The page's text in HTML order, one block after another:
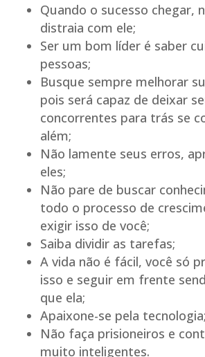
Quando o sucesso chegar,
distraia com ele;
Ser um bom líder é saber
pessoas;
Busque sempre melhorar
pois será capaz de deixar
concorrentes para trás se
além;
Não lamente seus erros,
eles;
Não pare de buscar
todo o processo de
exigir isso de você;
Saiba dividir as tarefas;
A vida não é fácil, você só
isso e seguir em frente
que ela;
Apaixone-se pela tecnologia;
Não faça prisioneiros e
muito inteligentes.